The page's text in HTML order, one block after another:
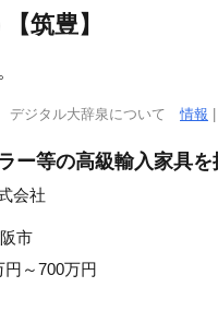
筑豊】
デジタル大辞泉について情報
ー等の高級輸入家具
会社
市
円～700万円